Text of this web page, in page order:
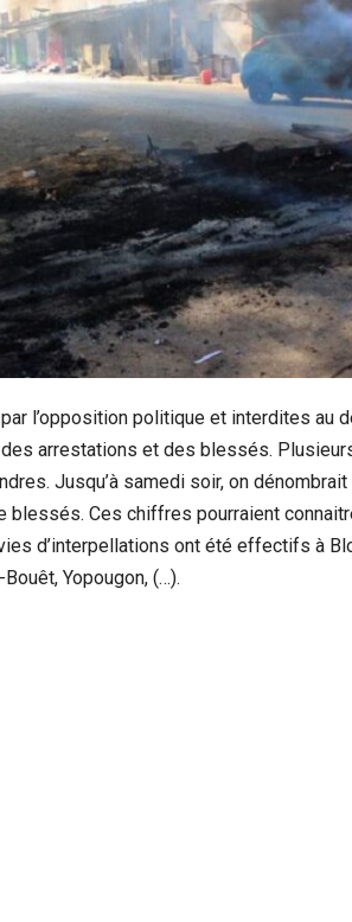
l’opposition politique et interdites au
des arrestations et des blessés.
Jusqu’à samedi soir, on
Ces chiffres pourraient
d’interpellations ont été effectifs à
Yopougon, (…).